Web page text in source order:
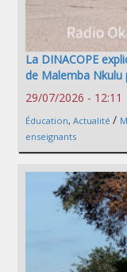
La DINACOPE
de Malemba Nkulu
29/07/2026 - 12:11
Éducation, Actualité /
enseignants